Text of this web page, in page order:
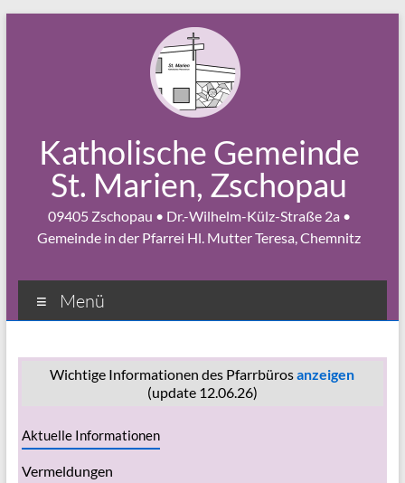
Katholische Gemeinde
St. Marien, Zschopau
09405 Zschopau • Dr.-Wilhelm-Külz-Straße 2a •
Gemeinde in der Pfarrei Hl. Mutter Teresa, Chemnitz
Menü
Wichtige Informationen des Pfarrbürosanzeigen
(update 12.06.26)
Aktuelle Informationen
Vermeldungen